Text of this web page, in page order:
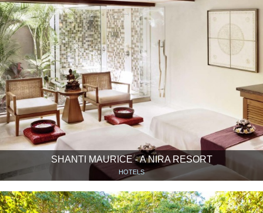
SHANTI MAURICE - A NIRA RESORT
HOTELS